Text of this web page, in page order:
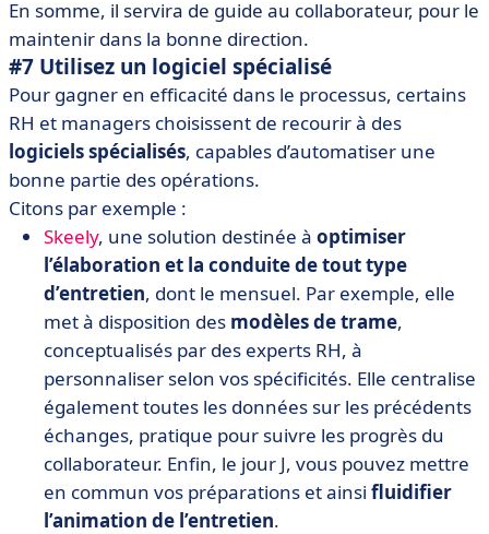
En somme, il servira de guide au collaborateur, pour le
maintenir dans la bonne direction.
#7 Utilisez un logiciel spécialisé
Pour gagner en efficacité dans le processus, certains
RH et managers choisissent de recourir à des
logiciels spécialisés, capables d’automatiser une
bonne partie des opérations.
Citons par exemple :
Skeely, une solution destinée à optimiser
l’élaboration et la conduite de tout type
d’entretien, dont le mensuel. Par exemple, elle
met à disposition des modèles de trame,
conceptualisés par des experts RH, à
personnaliser selon vos spécificités. Elle centralise
également toutes les données sur les précédents
échanges, pratique pour suivre les progrès du
collaborateur. Enfin, le jour J, vous pouvez mettre
en commun vos préparations et ainsi fluidifier
l’animation de l’entretien.